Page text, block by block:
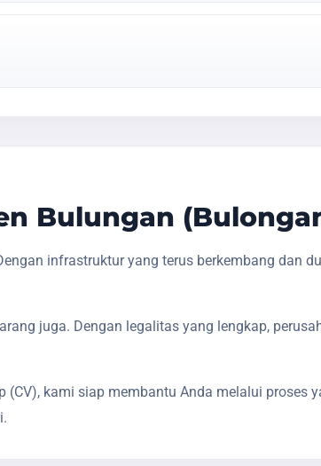
Bulungan
infrastruktur yang terus berkembang dan
juga. Dengan legalitas yang lengkap,
kami siap membantu Anda melalui proses